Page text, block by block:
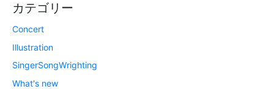
カテゴリー
Concert
Illustration
SingerSongWrighting
What's new